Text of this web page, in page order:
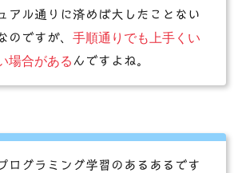
アル通りに済めば大したことない
のですが、 手順通りでも上手くい
場合がある んですよね。
ログラミング学習のあるあるです